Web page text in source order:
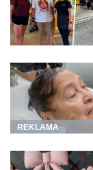
REKLAMA